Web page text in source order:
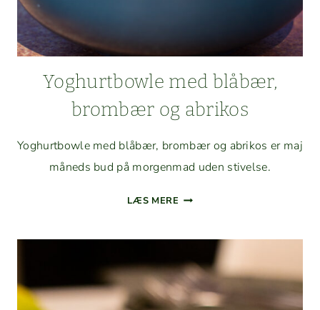
Yoghurt­bowle med blåbær,
brom­bær og abrikos
Yoghurt­bowle med blåbær, brom­bær og abrikos er maj
måneds bud på mor­gen­mad uden stivelse.
LÆS MERE YOGHURT­
BLÅBÆR,
BROM­
BÆR
OG